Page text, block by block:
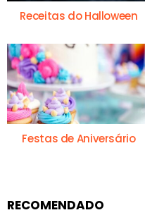
Receitas do Halloween
Festas de Aniversário
RECOMENDADO